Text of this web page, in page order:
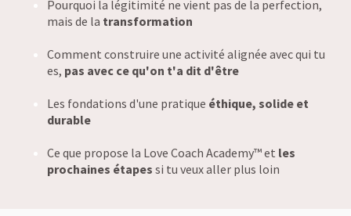
Pourquoi la légitimité ne vient pas de la perfection,
mais de la transformation
Comment construire une activité alignée avec qui tu
es, pas avec ce qu'on t'a dit d'être
Les fondations d'une pratique éthique, solide et
durable
Ce que propose la Love Coach Academy™ et les
prochaines étapes si tu veux aller plus loin